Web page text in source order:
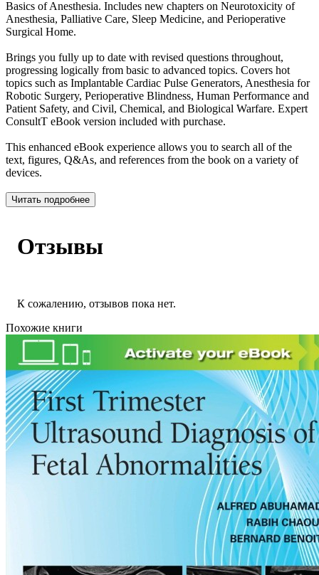
Basics of Anesthesia. Includes new chapters on Neurotoxicity of
Anesthesia, Palliative Care, Sleep Medicine, and Perioperative
Surgical Home.
Brings you fully up to date with revised questions throughout,
progressing logically from basic to advanced topics. Covers hot
topics such as Implantable Cardiac Pulse Generators, Anesthesia for
Robotic Surgery, Perioperative Blindness, Human Performance and
Patient Safety, and Civil, Chemical, and Biological Warfare. Expert
ConsultT eBook version included with purchase.
This enhanced eBook experience allows you to search all of the
text, figures, Q&As, and references from the book on a variety of
devices.
Читать подробнее
Отзывы
К сожалению, отзывов пока нет.
Похожие книги